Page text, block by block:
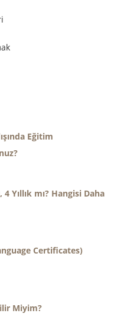
Eğitim
4 Yıllık mı? Hangisi Daha
Certificates)
Miyim?